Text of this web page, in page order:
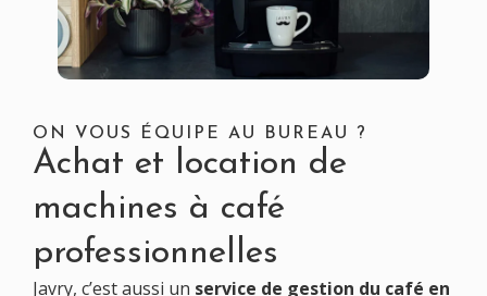
ON VOUS ÉQUIPE AU BUREAU ?
Achat et location de
machines à café
professionnelles
Javry, c’est aussi un service de gestion du café en